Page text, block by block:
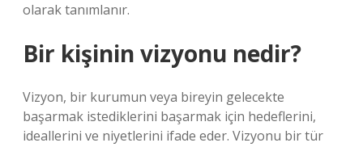
olarak tanımlanır.
Bir kişinin vizyonu nedir?
Vizyon, bir kurumun veya bireyin gelecekte
başarmak istediklerini başarmak için hedeflerini,
ideallerini ve niyetlerini ifade eder. Vizyonu bir tür